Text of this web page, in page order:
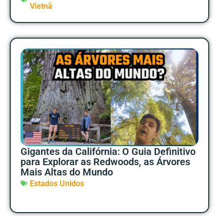
Vietnã
Gigantes da Califórnia: O Guia Definitivo
para Explorar as Redwoods, as Árvores
Mais Altas do Mundo
Estados Unidos